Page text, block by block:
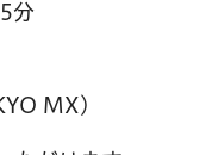
分
MX)